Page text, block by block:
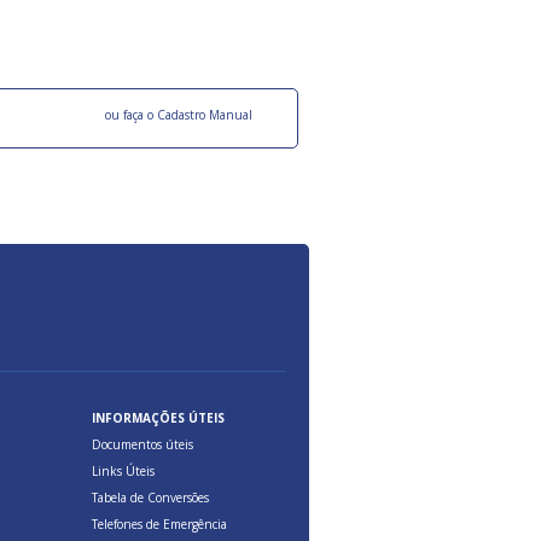
ou faça o Cadastro Manual
INFORMAÇÕES ÚTEIS
Documentos úteis
Links Úteis
Tabela de Conversões
Telefones de Emergência